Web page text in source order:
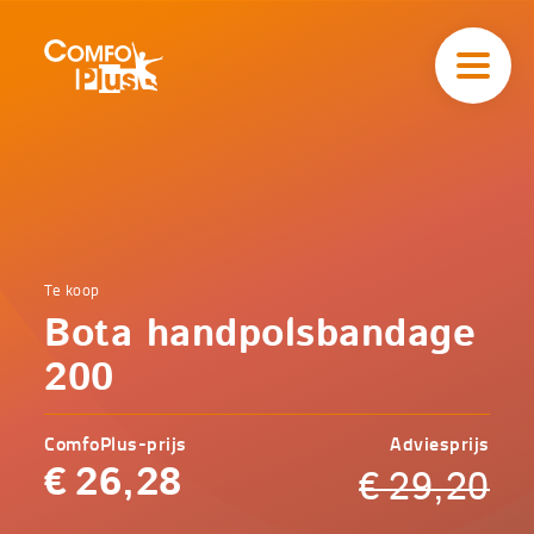
Home
Zorg
handpolsbandage
Comfoplus
-
Te koop
Bota handpolsbandage
200
ComfoPlus-prijs
€ 26,28
Adviesprijs
€29,20
navigatieComfoPlus